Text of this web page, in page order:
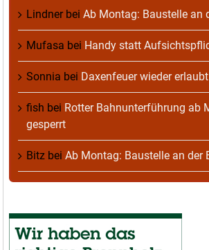
Lindnerbei Ab Montag: Baustelle an
Mufasa bei Handy statt
Sonnia bei Daxenfeuer wieder erlaubt
fish bei Rotter Bahnunterführung ab
gesperrt
Bitz bei Ab Montag: Baustelle an der